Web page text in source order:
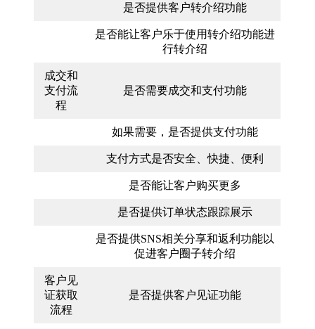
是否提供客户转介绍功能
是否能让客户乐于使用转介绍功能进
行转介绍
成交和
支付流
程
是否需要成交和支付功能
如果需要，是否提供支付功能
支付方式是否安全、快捷、便利
是否能让客户购买更多
是否提供订单状态跟踪展示
是否提供SNS相关分享和返利功能以
促进客户圈子转介绍
客户见
证获取
流程
是否提供客户见证功能